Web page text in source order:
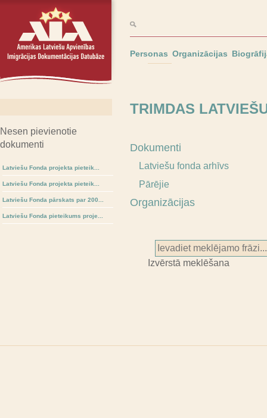
Personas Organizācijas
Nesen pievienotie
dokumenti
Latviešu Fonda projekta pieteik...
Latviešu Fonda projekta pieteik...
Latviešu Fonda pārskats par 200...
Latviešu Fonda pieteikums proje...
TRIMDAS
Dokumenti
Latviešu fonda arhīvs
Pārējie
Organizācijas
Izvērstā meklēšana